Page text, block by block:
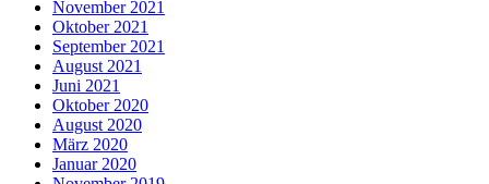
November 2021
Oktober 2021
September 2021
August 2021
Juni 2021
Oktober 2020
August 2020
März 2020
Januar 2020